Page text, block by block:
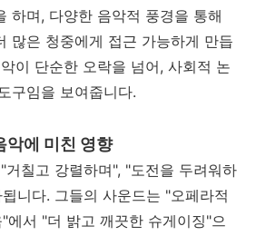
하며, 다양한 음악적 풍경을 통해
많은 청중에게 접근 가능하게 만듭
이 단순한 오락을 넘어, 사회적 논
구임을 보여줍니다.
악에 미친 영향
"거칠고 강렬하며", "도전을 두려워하
니다. 그들의 사운드는 "오페라적
"에서 "더 밝고 깨끗한 슈게이징"으